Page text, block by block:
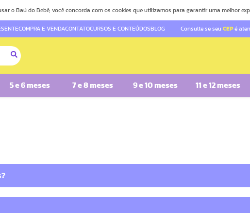
o Baú do Bebê, você concorda com os cookies que utilizamos para garantir uma melhor
COMPRA E VENDACONTATOCURSOS E CONTEÚDOSBLOG Consulte se seu CEPé
5 e 6 meses 7 e 8 meses 9 e 10 meses 11 e 12 meses